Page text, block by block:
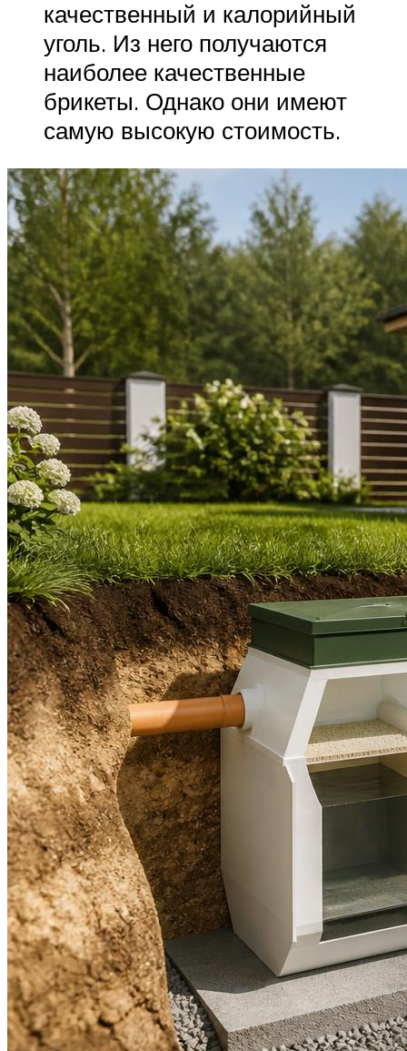
качественный и калорийный
уголь. Из него получаются
наиболее качественные
брикеты. Однако они имеют
самую высокую стоимость.